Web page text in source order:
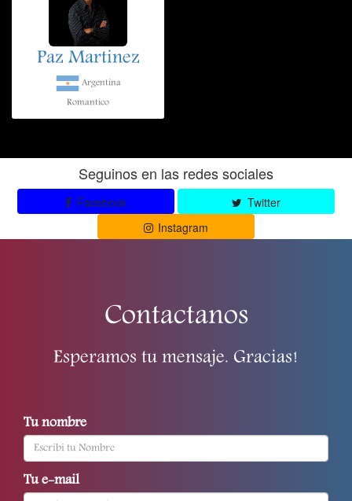
Paz Martinez
Argentina
Romantico
Seguinos en las redes sociales
Facebook
Twitter
Instagram
Contactanos
Esperamos tu mensaje. Gracias!
Tu nombre
Tu e-mail